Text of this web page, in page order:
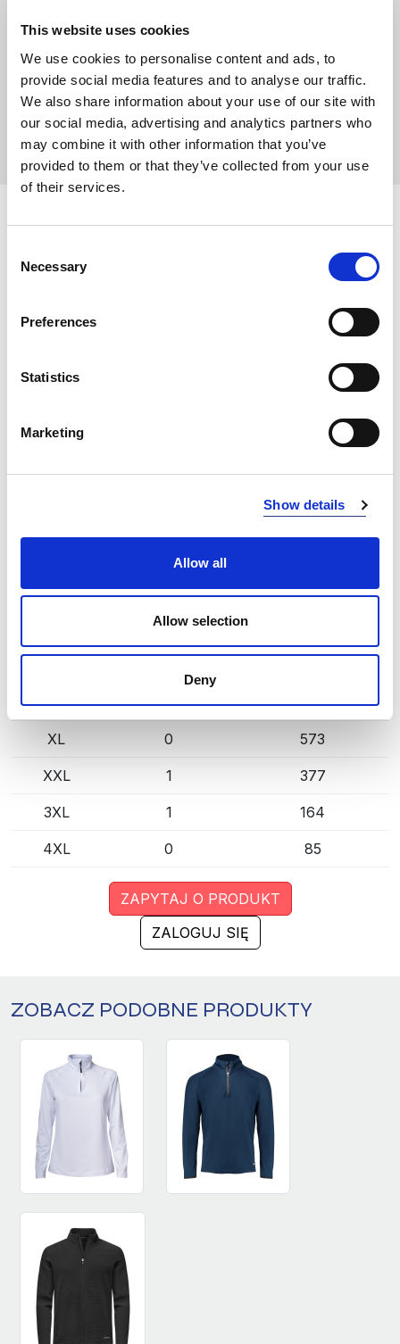
This website uses cookies
We use cookies to personalise content and ads, to
provide social media features and to analyse our traffic.
We also share information about your use of our site with
our social media, advertising and analytics partners who
may combine it with other information that you’ve
provided to them or that they’ve collected from your use
of their services.
Selection
Necessary
Preferences
Statistics
Marketing
Show details
Allow all
Allow selection
Deny
KOLORY:
DARK NAVY 580
ANTHRACITE MELANGE 955
BLACK 99
INFO:
Mag. Poznań — stan magazynu lokalnego, realizacja
od ręki. Mag. Centralny — stan magazynu centralnego
DARK NAVY (580)
KOPIUJ LINK
Rozmiar
Mag. Poznań Mag. Centralny
0
L 1 819
XL 0 573
XXL 1 377
3XL 1 164
4XL 0 85
ZALOGUJ SIĘ
ZAPYTAJ O PRODUKT
ZOBACZ PODOBNE PRODUKTY